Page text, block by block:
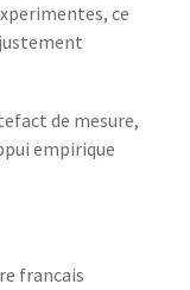
ce
de mesure,
empirique
francais